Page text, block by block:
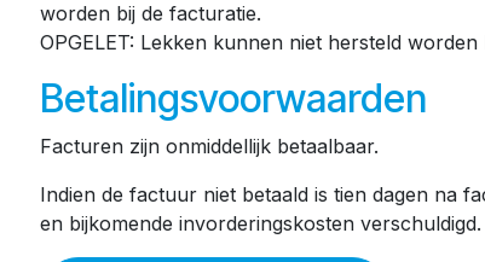
worden bij de facturatie.
OPGELET: Lekken kunnen niet hersteld
Betalingsvoorwaarden
Facturen zijn onmiddellijk betaalbaar.
Indien de factuur niet betaald is tien dagen na
en bijkomende invorderingskosten verschuldigd.